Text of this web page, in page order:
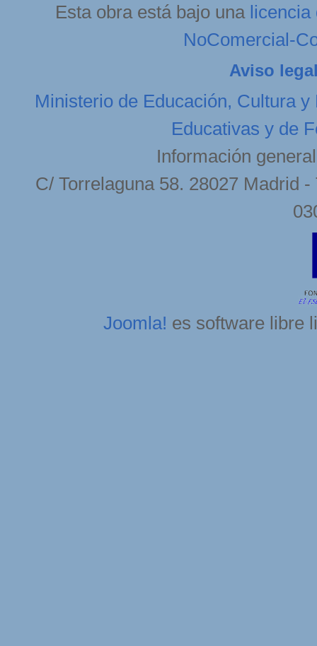
Esta obra está bajo una licencia
NoComercial-
Aviso
Ministerio de Educación, Cultura y
Educativas y de
Información
C/ Torrelaguna 58. 28027 Madrid
Joomla! es software libre